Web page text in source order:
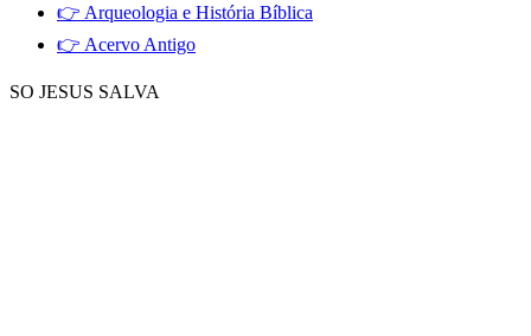
👉 Arqueologia e História Bíblica
👉 Acervo Antigo
SO JESUS SALVA